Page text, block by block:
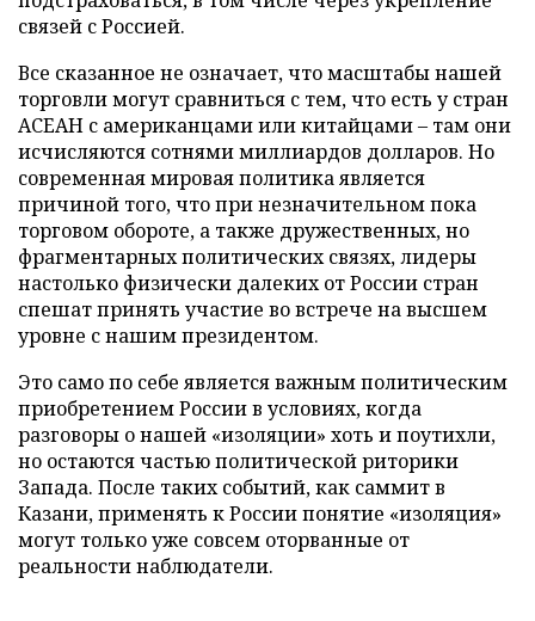
связей с Россией.
Все сказанное не означает, что масштабы нашей
торговли могут сравниться с тем, что есть у стран
АСЕАН с американцами или китайцами – там они
исчисляются сотнями миллиардов долларов. Но
современная мировая политика является
причиной того, что при незначительном пока
торговом обороте, а также дружественных, но
фрагментарных политических связях, лидеры
настолько физически далеких от России стран
спешат принять участие во встрече на высшем
уровне с нашим президентом.
Это само по себе является важным политическим
приобретением России в условиях, когда
разговоры о нашей «изоляции» хоть и поутихли,
но остаются частью политической риторики
Запада. После таких событий, как саммит в
Казани, применять к России понятие «изоляция»
могут только уже совсем оторванные от
реальности наблюдатели.